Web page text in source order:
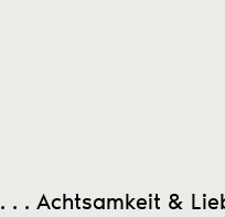
. . . Achtsamkeit &